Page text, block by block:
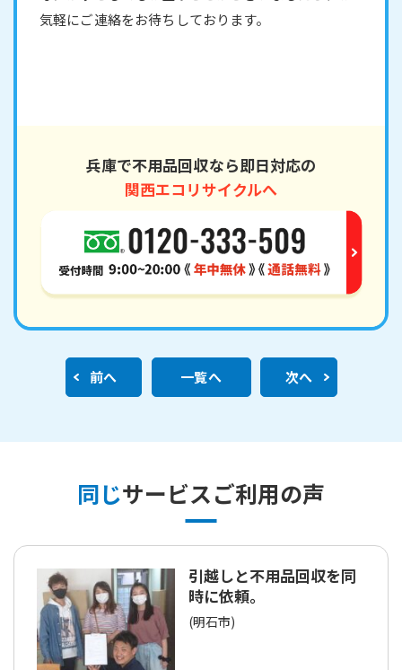
気軽にご連絡をお待ちしております。
兵庫で不用品回収なら即日対応の
関西エコリサイクルへ
前へ 一覧へ 次へ
同じサービスご利用の声
引越しと不用品回収を同
時に依頼。
(明石市)